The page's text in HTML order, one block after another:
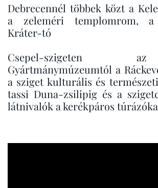
Debrecennél többek közt a
a zeleméri templomrom, a
Kráter-tó
Csepel-szigeten az
Gyártmánymúzeumtól a
a sziget kulturális és
tassi Duna-zsilipig és a
látnivalók a kerékpáros